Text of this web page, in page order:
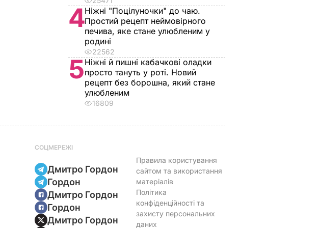
4Ніжні "Поцілуночки" до чаю.
Простий рецепт неймовірного
печива, яке стане улюбленим у
родині
22562
5Ніжні й пишні кабачкові оладки
просто тануть у роті. Новий
рецепт без борошна, який стане
улюбленим
16809
СОЦМЕРЕЖІ
Дмитро Гордон
Гордон
Дмитро Гордон
Гордон
Дмитро Гордон
Правила користування
сайтом та використання
матеріалів
Політика
конфіденційності та
захисту персональних
даних